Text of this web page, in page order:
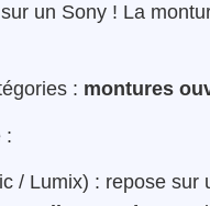
un Sony ! La
: montures
:
/ Lumix) : repose sur